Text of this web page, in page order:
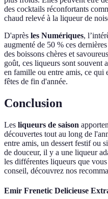
des cocktails réconfortants
chaud relevé à la liqueur de
D'après les Numériques,
augmenté de 50 % ces
des boissons chères et
goût, ces liqueurs sont souvent
en famille ou entre amis, ce
fêtes de fin d'année.
Conclusion
Les liqueurs de saison
découvertes tout au long de
entre amis, un dessert festif ou
de douceur, il y a une liqueur
les différentes liqueurs que
conseil, découvrez nos
Emir Frenetic Delicieuse